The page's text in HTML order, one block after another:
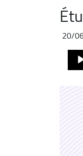
20/